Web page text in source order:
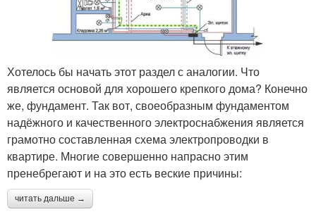
Хотелось бы начать этот раздел с аналогии. Что
является основой для хорошего крепкого дома? Конечно
же, фундамент. Так вот, своеобразным фундаментом
надёжного и качественного электроснабжения является
грамотно составленная схема электропроводки в
квартире. Многие совершенно напрасно этим
пренебрегают и на это есть веские причины:
читать дальше →